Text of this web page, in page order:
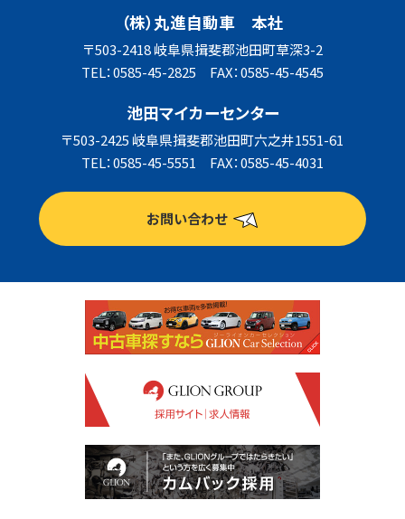
（株）丸進自動車 本社
〒503-2418 岐阜県揖斐郡池田町草深3-2
TEL：0585-45-2825 FAX：0585-45-4545
池田マイカーセンター
〒503-2425 岐阜県揖斐郡池田町六之井1551-61
TEL：0585-45-5551 FAX：0585-45-4031
お問い合わせ